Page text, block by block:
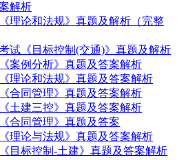
解析
理论和法规》真题及解析（完整
试《目标控制(交通)》真题及解析
案例分析》真题及答案解析
理论和法规》真题及答案解析
合同管理》真题及答案解析
土建三控》真题及答案解析
合同管理》真题及答案
理论与法规》真题及答案解析
目标控制-土建》真题及答案解析